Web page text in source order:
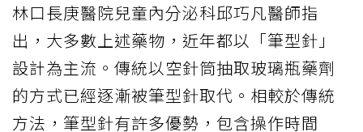
林口長庚醫院兒童內分泌科邱巧凡醫師指
出，大多數上述藥物，近年都以「筆型針」
設計為主流。傳統以空針筒抽取玻璃瓶藥劑
的方式已經逐漸被筆型針取代。相較於傳統
方法，筆型針有許多優勢，包含操作時間